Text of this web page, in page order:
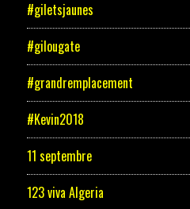
#giletsjaunes
#gilougate
#grandremplacement
#Kevin2018
11 septembre
123 viva Algeria